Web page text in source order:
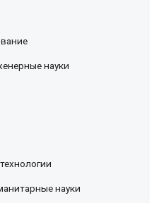
науки
науки